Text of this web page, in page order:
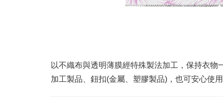
以不織布與透明薄膜經特殊製法加工，保持衣
加工製品、鈕扣(金屬、塑膠製品)，也可安心使